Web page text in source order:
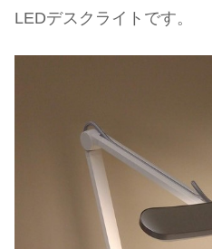
LEDデスクライトです。